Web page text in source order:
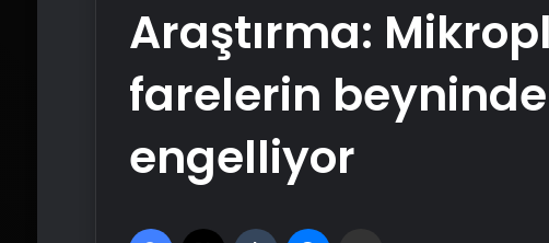
Araştırma:
farelerin
engelliyor
Facebook Tumblr